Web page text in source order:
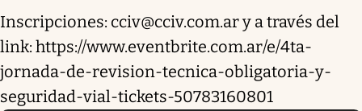
Inscripciones: cciv@cciv.com.ar y a través del
link: https://www.eventbrite.com.ar/e/4ta-
jornada-de-revision-tecnica-obligatoria-y-
seguridad-vial-tickets-50783160801